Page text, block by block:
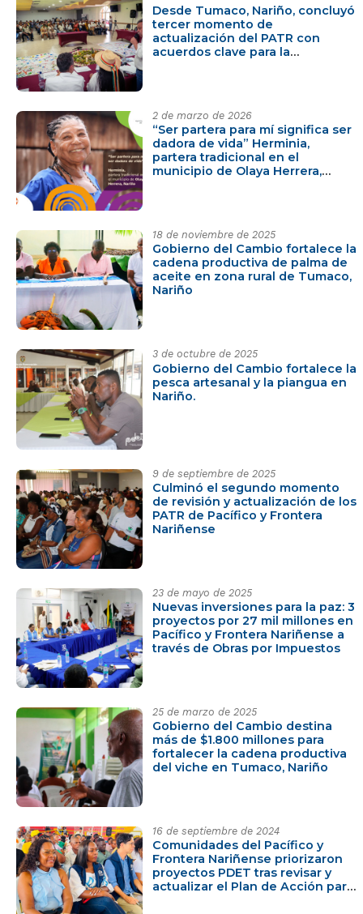
Desde Tumaco, Nariño, concluyó
tercer momento de
actualización del PATR con
acuerdos clave para la
2 de marzo de 2026
“Ser partera para mí significa ser
dadora de vida” Herminia,
partera tradicional en el
municipio de Olaya Herrera,
18 de noviembre de 2025
Gobierno del Cambio fortalece la
cadena productiva de palma de
aceite en zona rural de Tumaco,
Nariño
3 de octubre de 2025
Gobierno del Cambio fortalece la
pesca artesanal y la piangua en
Nariño.
9 de septiembre de 2025
Culminó el segundo momento
de revisión y actualización de los
PATR de Pacífico y Frontera
Nariñense
23 de mayo de 2025
Nuevas inversiones para la paz: 3
proyectos por 27 mil millones en
Pacífico y Frontera Nariñense a
través de Obras por Impuestos
25 de marzo de 2025
Gobierno del Cambio destina
más de $1.800 millones para
fortalecer la cadena productiva
del viche en Tumaco, Nariño
16 de septiembre de 2024
Comunidades del Pacífico y
Frontera Nariñense priorizaron
proyectos PDET tras revisar y
actualizar el Plan de Acción para